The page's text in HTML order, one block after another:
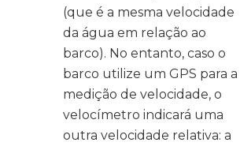
(que é a mesma velocidade
da água em relação ao
barco). No entanto, caso o
barco utilize um GPS para a
medição de velocidade, o
velocímetro indicará uma
outra velocidade relativa: a